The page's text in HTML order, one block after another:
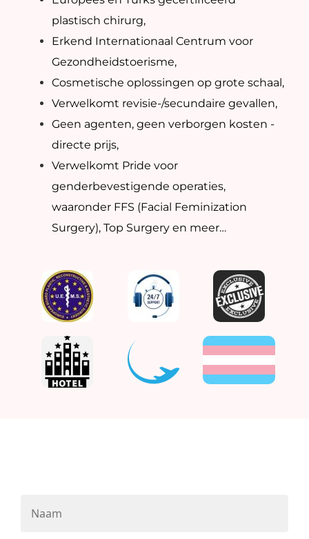
plastisch chirurg,
Erkend Internationaal Centrum voor
Gezondheidstoerisme,
Cosmetische oplossingen op grote schaal,
Verwelkomt revisie-/secundaire gevallen,
Geen agenten, geen verborgen kosten -
directe prijs,
Verwelkomt Pride voor
genderbevestigende operaties,
waaronder FFS (Facial Feminization
Surgery), Top Surgery en meer…